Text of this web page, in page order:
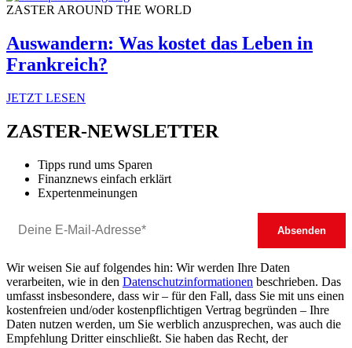
ZASTER AROUND THE WORLD
Auswandern: Was kostet das Leben in
Frankreich?
JETZT LESEN
ZASTER-NEWSLETTER
Tipps rund ums Sparen
Finanznews einfach erklärt
Expertenmeinungen
Wir weisen Sie auf folgendes hin: Wir werden Ihre Daten
verarbeiten, wie in den Datenschutzinformationen beschrieben. Das
umfasst insbesondere, dass wir – für den Fall, dass Sie mit uns einen
kostenfreien und/oder kostenpflichtigen Vertrag begründen – Ihre
Daten nutzen werden, um Sie werblich anzusprechen, was auch die
Empfehlung Dritter einschließt. Sie haben das Recht, der